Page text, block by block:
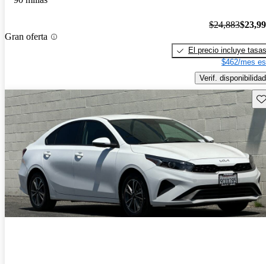
Gran oferta
$24,883
El precio incluye tasas
$462/mes
Verif. disponibilidad